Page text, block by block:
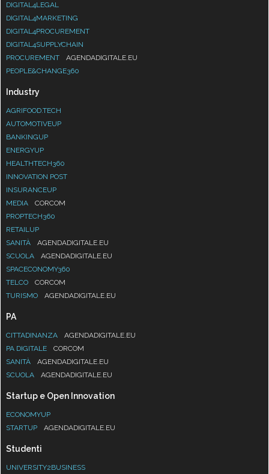
DIGITAL4LEGAL
DIGITAL4MARKETING
DIGITAL4PROCUREMENT
DIGITAL4SUPPLYCHAIN
PROCUREMENT
AGENDADIGITALE.EU
PEOPLE&CHANGE360
Industry
AGRIFOOD.TECH
AUTOMOTIVEUP
BANKINGUP
ENERGYUP
HEALTHTECH360
INNOVATION POST
INSURANCEUP
MEDIA
CORCOM
PROPTECH360
RETAILUP
SANITÀ
AGENDADIGITALE.EU
SCUOLA
AGENDADIGITALE.EU
SPACECONOMY360
TELCO
CORCOM
TURISMO
AGENDADIGITALE.EU
PA
CITTADINANZA
AGENDADIGITALE.EU
PA DIGITALE
CORCOM
SANITÀ
AGENDADIGITALE.EU
SCUOLA
AGENDADIGITALE.EU
Startup e Open Innovation
ECONOMYUP
STARTUP
AGENDADIGITALE.EU
Studenti
UNIVERSITY2BUSINESS